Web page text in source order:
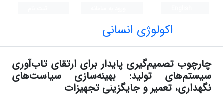
اکولوژی انسانی
چارچوب تصمیم‌گیری پایدار برای ارتقای تاب‌آوری
سیستم‌های تولید: بهینه‌سازی سیاست‌های
نگهداری، تعمیر و جایگزینی تجهیزات